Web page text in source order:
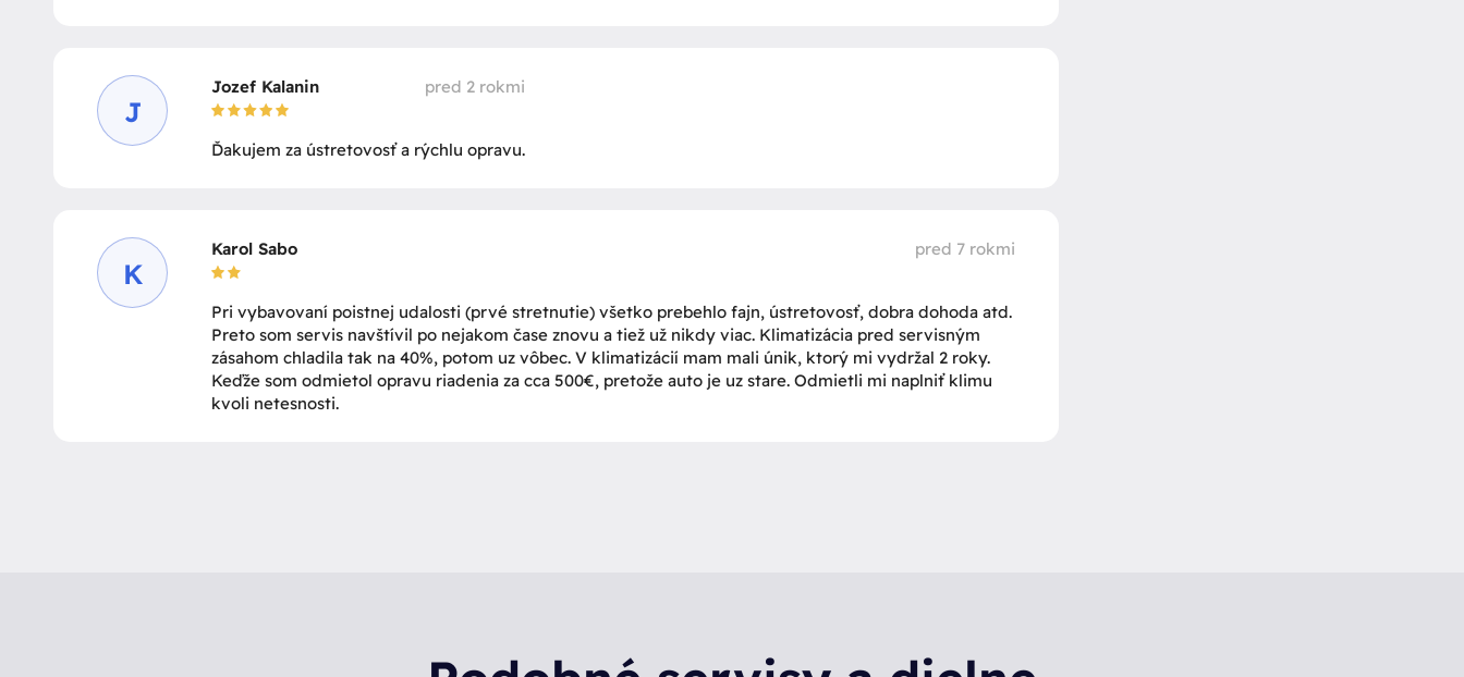
J
Jozef Kalanin pred 2 rokmi
Ďakujem za ústretovosť a rýchlu opravu.
K
Karol Sabo pred 7 rokmi
Pri vybavovaní poistnej udalosti (prvé stretnutie) všetko prebehlo fajn, ústretovosť, dobra dohoda atd.
Preto som servis navštívil po nejakom čase znovu a tiež už nikdy viac. Klimatizácia pred servisným
zásahom chladila tak na 40%, potom uz vôbec. V klimatizácií mam mali únik, ktorý mi vydržal 2 roky.
Keďže som odmietol opravu riadenia za cca 500€, pretože auto je uz stare. Odmietli mi naplniť klimu
kvoli netesnosti.